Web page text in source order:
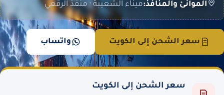
الموانئ والمنافذ:ميناء الشعيبة · منفذ الرقعي
سعر الشحن إلى الكويت واتساب
سعر الشحن إلى الكويت